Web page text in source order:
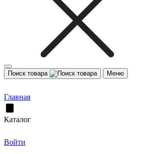
Поиск товара Меню
Главная
Каталог
Войти